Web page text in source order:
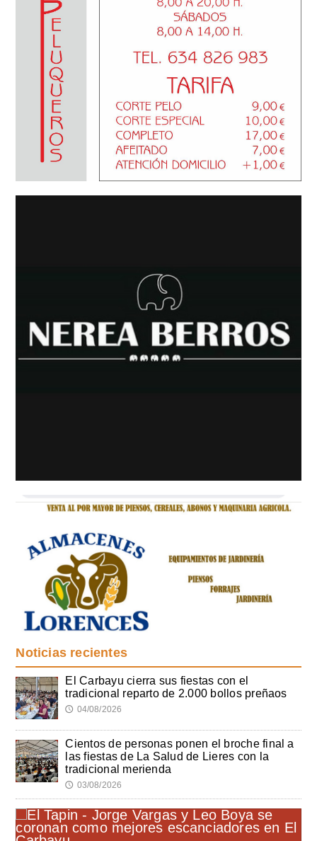
Noticias recientes
El Carbayu cierra sus fiestas con el
tradicional reparto de 2.000 bollos preñaos
🕔 04/08/2026
Cientos de personas ponen el broche final a
las fiestas de La Salud de Lieres con la
tradicional merienda
🕔 03/08/2026